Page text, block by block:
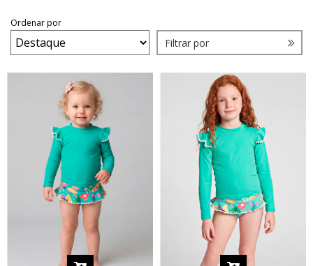
Ordenar por
Filtrar por